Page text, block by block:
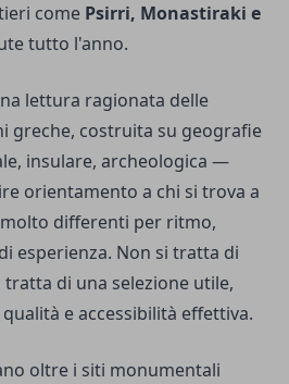
come Psirri, Monastiraki e
tutto l'anno.
lettura ragionata delle
greche, costruita su geografie
insulare, archeologica —
orientamento a chi si trova a
differenti per ritmo,
esperienza. Non si tratta di
tratta di una selezione utile,
e accessibilità effettiva.
oltre i siti monumentali